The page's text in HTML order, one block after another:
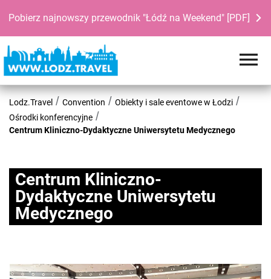
Pobierz najnowszy przewodnik "Łódź na Weekend" [PDF]
Lodz.Travel Convention
Obiekty i sale eventowe w Łodzi
Ośrodki konferencyjne
Centrum Kliniczno-Dydaktyczne Uniwersytetu Medycznego
Centrum Kliniczno-
Dydaktyczne Uniwersytetu
Medycznego